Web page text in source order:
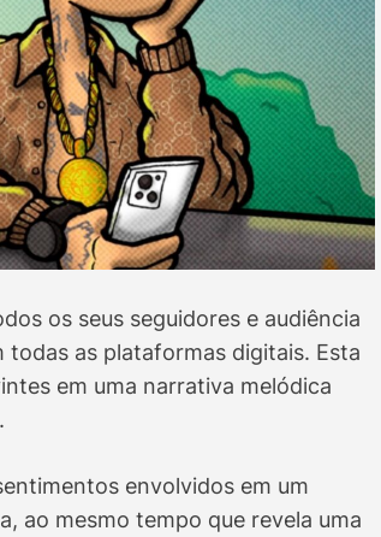
os seus seguidores e audiência
todas as plataformas digitais. Esta
em uma narrativa melódica
envolvidos em um
ao mesmo tempo que revela uma